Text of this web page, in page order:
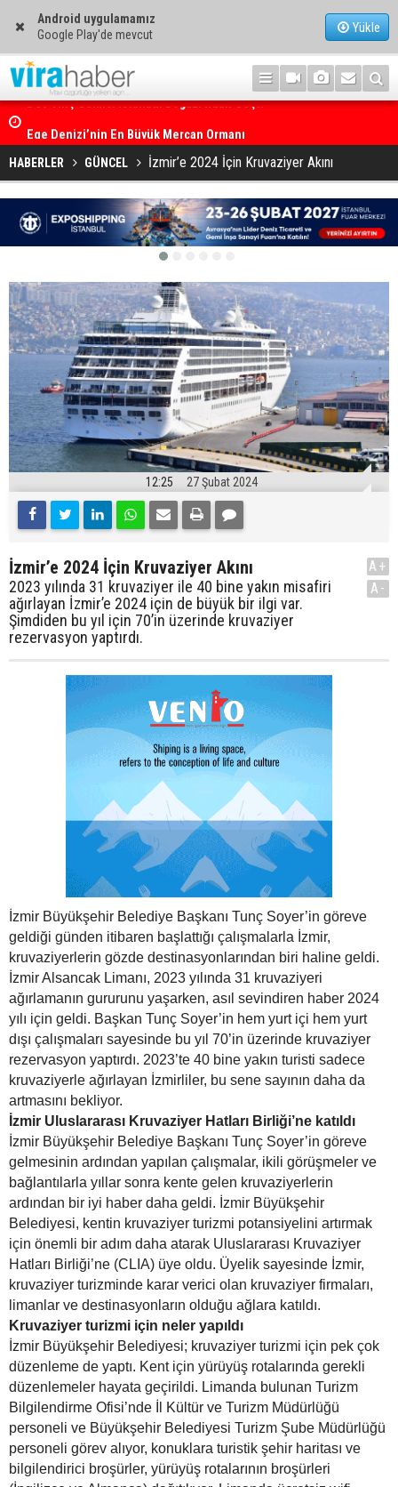
Android uygulamamız
Google Play'de mevcut
Yükle
HABERLER GÜNCEL İzmir’e 2024 İçin Kruvaziyer Akını
12:25 27 Şubat 2024
İzmir’e 2024 İçin Kruvaziyer Akını
2023 yılında 31 kruvaziyer ile 40 bine yakın misafiri
ağırlayan İzmir’e 2024 için de büyük bir ilgi var.
Şimdiden bu yıl için 70’in üzerinde kruvaziyer
rezervasyon yaptırdı.
A+
A-
İzmir Büyükşehir Belediye Başkanı Tunç Soyer’in göreve
geldiği günden itibaren başlattığı çalışmalarla İzmir,
kruvaziyerlerin gözde destinasyonlarından biri haline geldi.
İzmir Alsancak Limanı, 2023 yılında 31 kruvaziyeri
ağırlamanın gururunu yaşarken, asıl sevindiren haber 2024
yılı için geldi. Başkan Tunç Soyer’in hem yurt içi hem yurt
dışı çalışmaları sayesinde bu yıl 70’in üzerinde kruvaziyer
rezervasyon yaptırdı. 2023’te 40 bine yakın turisti sadece
kruvaziyerle ağırlayan İzmirliler, bu sene sayının daha da
artmasını bekliyor.
İzmir Uluslararası Kruvaziyer Hatları Birliği’ne katıldı
İzmir Büyükşehir Belediye Başkanı Tunç Soyer’in göreve
gelmesinin ardından yapılan çalışmalar, ikili görüşmeler ve
bağlantılarla yıllar sonra kente gelen kruvaziyerlerin
ardından bir iyi haber daha geldi. İzmir Büyükşehir
Belediyesi, kentin kruvaziyer turizmi potansiyelini artırmak
için önemli bir adım daha atarak Uluslararası Kruvaziyer
Hatları Birliği’ne (CLIA) üye oldu. Üyelik sayesinde İzmir,
kruvaziyer turizminde karar verici olan kruvaziyer firmaları,
limanlar ve destinasyonların olduğu ağlara katıldı.
Kruvaziyer turizmi için neler yapıldı
İzmir Büyükşehir Belediyesi; kruvaziyer turizmi için pek çok
düzenleme de yaptı. Kent için yürüyüş rotalarında gerekli
düzenlemeler hayata geçirildi. Limanda bulunan Turizm
Bilgilendirme Ofisi’nde İl Kültür ve Turizm Müdürlüğü
personeli ve Büyükşehir Belediyesi Turizm Şube Müdürlüğü
personeli görev alıyor, konuklara turistik şehir haritası ve
bilgilendirici broşürler, yürüyüş rotalarının broşürleri